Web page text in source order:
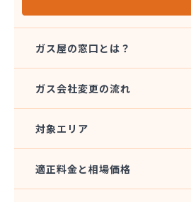
株式会社ながや化学工業
株式会社ニシヤマ
株式会社ミツウロコ 城東店
株式会社ミツウロコ 西東京店
株式会社リビングガスショップ
株式会社安井商店
株式会社伊興直井商店
ガス屋の窓口とは？
ガス会社変更の流れ
対象エリア
適正料金と相場価格